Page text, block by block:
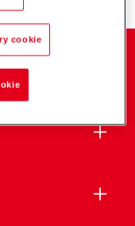
cookie